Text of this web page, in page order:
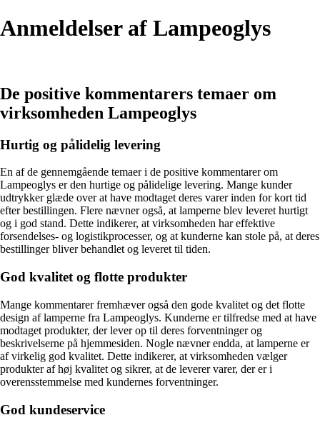
Anmeldelser af Lampeoglys
De positive kommentarers temaer om
virksomheden Lampeoglys
Hurtig og pålidelig levering
En af de gennemgående temaer i de positive kommentarer om
Lampeoglys er den hurtige og pålidelige levering. Mange kunder
udtrykker glæde over at have modtaget deres varer inden for kort tid
efter bestillingen. Flere nævner også, at lamperne blev leveret hurtigt
og i god stand. Dette indikerer, at virksomheden har effektive
forsendelses- og logistikprocesser, og at kunderne kan stole på, at deres
bestillinger bliver behandlet og leveret til tiden.
God kvalitet og flotte produkter
Mange kommentarer fremhæver også den gode kvalitet og det flotte
design af lamperne fra Lampeoglys. Kunderne er tilfredse med at have
modtaget produkter, der lever op til deres forventninger og
beskrivelserne på hjemmesiden. Nogle nævner endda, at lamperne er
af virkelig god kvalitet. Dette indikerer, at virksomheden vælger
produkter af høj kvalitet og sikrer, at de leverer varer, der er i
overensstemmelse med kundernes forventninger.
God kundeservice